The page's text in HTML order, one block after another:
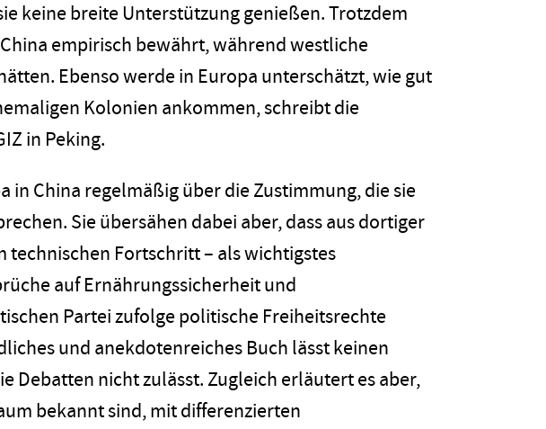
keine breite Unterstützung genießen. Trotzdem
empirisch bewährt, während westliche
Ebenso werde in Europa unterschätzt, wie gut
Kolonien ankommen, schreibt die
in Peking.
in China regelmäßig über die Zustimmung, die sie
Sie übersähen dabei aber, dass aus dortiger
technischen Fortschritt – als wichtigstes
auf Ernährungssicherheit und
Partei zufolge politische Freiheitsrechte
und anekdotenreiches Buch lässt keinen
Debatten nicht zulässt. Zugleich erläutert es aber,
bekannt sind, mit differenzierten